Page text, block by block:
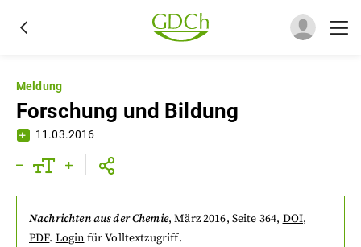
Meldung
Forschung und Bildung
11.03.2016
Nachrichten aus der Chemie,März 2016, Seite 364, DOI,
PDF. Login für Volltextzugriff.